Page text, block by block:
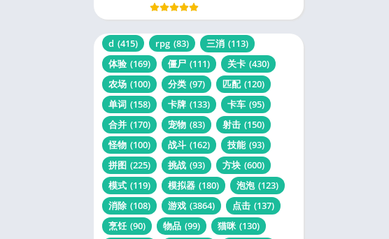
d (415) rpg (83) 三消 (113)
体验 (169) 僵尸 (111) 关卡 (430)
农场 (100) 分类 (97) 匹配 (120)
单词 (158) 卡牌 (133) 卡车 (95)
合并 (170) 宠物 (83) 射击 (150)
怪物 (100) 战斗 (162) 技能 (93)
拼图 (225) 挑战 (93) 方块 (600)
模式 (119) 模拟器 (180) 泡泡 (123)
消除 (108) 游戏 (3864) 点击 (137)
烹饪 (90) 物品 (99) 猫咪 (130)